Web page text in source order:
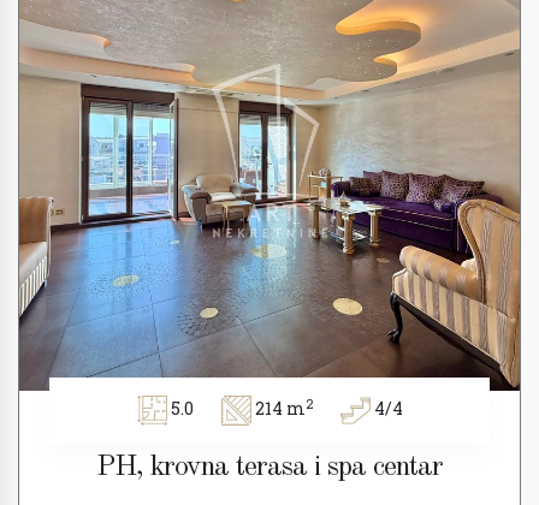
5.0 214 m2 4/4
PH, krovna terasa i spa centar